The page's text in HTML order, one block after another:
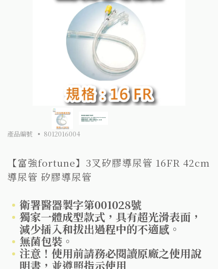
產品編號 8012016004
【富強fortune】3叉矽膠導尿管 16FR 42cm
導尿管 矽膠導尿管
衛署醫器製字第001028號
獨家一體成型款式，具有超光滑表面，
減少插入和拔出過程中的不適感。
無菌包裝。
注意！使用前請務必閱讀原廠之使用說
明書，並遵照指示使用